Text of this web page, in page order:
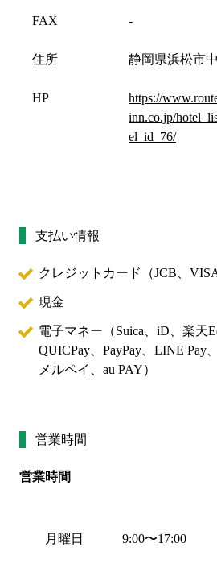
FAX -
住所 静岡県浜松市
HP
https://
inn.co.jp/
el_id_76/
支払い情報
クレジットカード（JCB、
現金
電子マネー（Suica、iD、楽天
QUICPay、PayPay、LINE Pay
メルペイ、au PAY）
営業時間
営業時間
月曜日 9:00〜17:00